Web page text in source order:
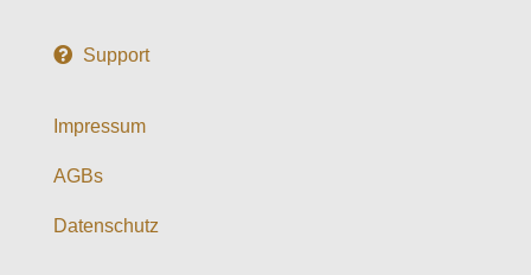
Support
Impressum
AGBs
Datenschutz